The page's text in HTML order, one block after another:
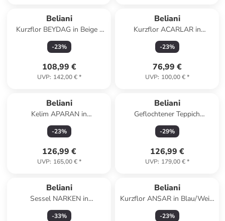
Beliani
Kurzflor BEYDAG in Beige -
(W) 200 x (L) 300 cm
-23%
108,99 €
UVP: 142,00 €*
Beliani
Kurzflor ACARLAR in
Bunt/Weiß/Blau - (W) 150 x
(H) 1 x (L) 230 cm
-23%
76,99 €
UVP: 100,00 €*
Beliani
Kelim APARAN in
Bunt/Beige/Blau - (W) 200 x
(L) 300 cm
-23%
126,99 €
UVP: 165,00 €*
Beliani
Geflochtener Teppich
NAKKAS in Bunt/Beige/Grau -
(W) 160 x (H) 0.6 x (L) 230 cm
-29%
126,99 €
UVP: 179,00 €*
Beliani
Sessel NARKEN in
Grau/Schwarz - (W) 72 x (H)
77 x (L) 76 cm
-33%
Beliani
Kurzflor ANSAR in Blau/Weiß
- (W) 140 x (L) 200 cm
-23%